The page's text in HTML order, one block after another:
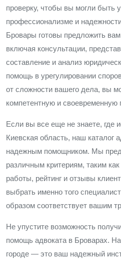
проверку, чтобы вы могли быть
профессионализме и
Бровары готовы предложить вам
включая консультации,
составление и анализ
помощь в урегулировании
от сложности вашего дела, вы
компетентную и своевременную
Если вы все еще не знаете, где
Киевская область, наш каталог
надежным помощником. Мы
различным критериям, таким
работы, рейтинг и отзывы
выбрать именно того
образом соответствует вашим
Не упустите возможность
помощь адвоката в Броварах.
городе — это ваш надежный